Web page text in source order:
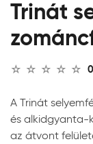
Trinát
0
A Trinát
és alkidgyanta-
az átvont